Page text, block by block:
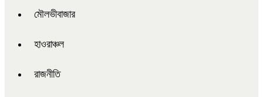
মৌলভীবাজার
হাওরাঞ্চল
রাজনীতি